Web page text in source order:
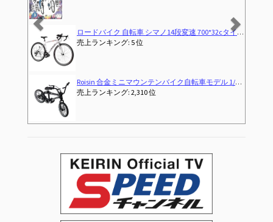
補助ブレーキ搭載 前後キャリパーブレーキ 超軽量高炭素鋼フレーム (ホワイト)
10 RC クローラー 10 4 D90 CC01 装飾用、ブラック
[ピクシーパーティ] サイクル パンツ インナーパンツ サイクリングパンツ お尻 痛み軽減 衝撃吸収 自転車 クロスバイク ロードバイク サドル 痛くない 分厚い ゲルクッション ゲルパッド メンズ レ
[自転車選手監修]RIVBOSサイクルグローブ サイクリング 自転車 ロードバイク グローブ 手袋 3D 立体 指切り gel入り 耐磨耗性 伸
売上ランキング: 1 位